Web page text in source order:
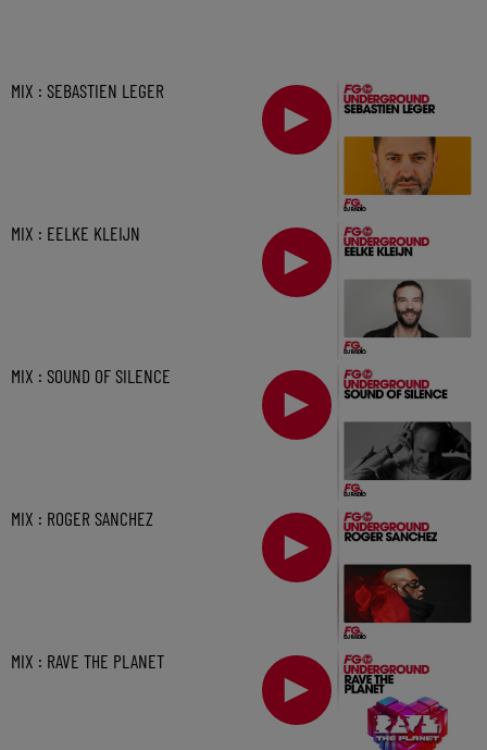
MIX : SEBASTIEN LEGER
MIX : EELKE KLEIJN
MIX : SOUND OF SILENCE
MIX : ROGER SANCHEZ
MIX : RAVE THE PLANET